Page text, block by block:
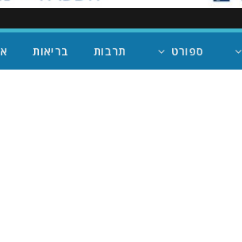
ספורט תרבות בריאות